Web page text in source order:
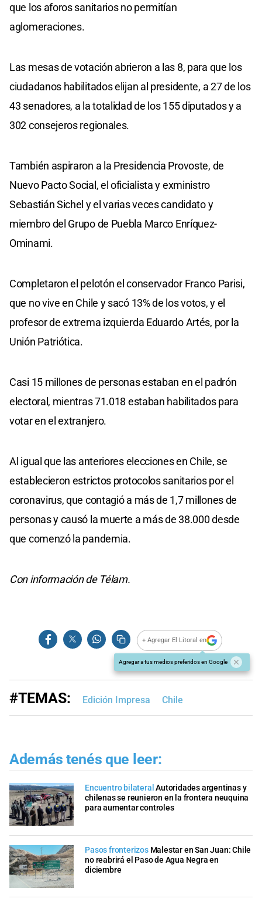
que los aforos sanitarios no permitían
aglomeraciones.
Las mesas de votación abrieron a las 8, para que los
ciudadanos habilitados elijan al presidente, a 27 de los
43 senadores, a la totalidad de los 155 diputados y a
302 consejeros regionales.
También aspiraron a la Presidencia Provoste, de
Nuevo Pacto Social, el oficialista y exministro
Sebastián Sichel y el varias veces candidato y
miembro del Grupo de Puebla Marco Enríquez-
Ominami.
Completaron el pelotón el conservador Franco Parisi,
que no vive en Chile y sacó 13% de los votos, y el
profesor de extrema izquierda Eduardo Artés, por la
Unión Patriótica.
Casi 15 millones de personas estaban en el padrón
electoral, mientras 71.018 estaban habilitados para
votar en el extranjero.
Al igual que las anteriores elecciones en Chile, se
establecieron estrictos protocolos sanitarios por el
coronavirus, que contagió a más de 1,7 millones de
personas y causó la muerte a más de 38.000 desde
que comenzó la pandemia.
Con información de Télam.
+ Agregar El Litoral en
Agregar a tus medios preferidos en Google
#TEMAS: Edición Impresa Chile
Además tenés que leer:
Encuentro bilateral Autoridades argentinas y
chilenas se reunieron en la frontera neuquina
para aumentar controles
Pasos fronterizos Malestar en San Juan: Chile
no reabrirá el Paso de Agua Negra en
diciembre